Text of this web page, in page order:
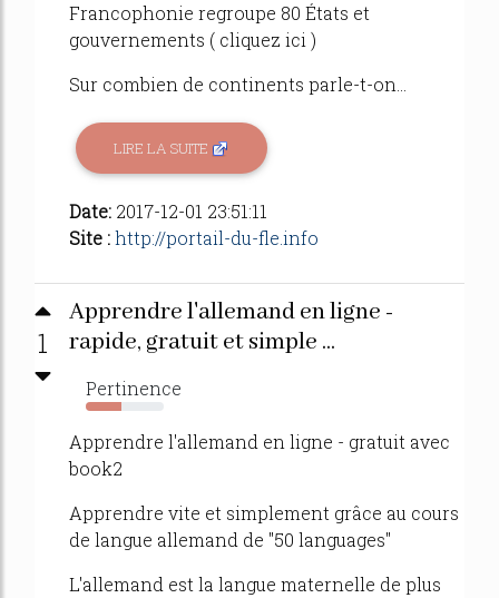
Francophonie regroupe 80 États et
gouvernements ( cliquez ici )
Sur combien de continents parle-t-on...
LIRE LA SUITE
Date: 2017-12-01 23:51:11
Site :http://portail-du-fle.info
1
Apprendre l'allemand en ligne -
rapide, gratuit et simple ...
Pertinence
45%
Apprendre l'allemand en ligne - gratuit avec
book2
Apprendre vite et simplement grâce au cours
de langue allemand de "50 languages"
L'allemand est la langue maternelle de plus